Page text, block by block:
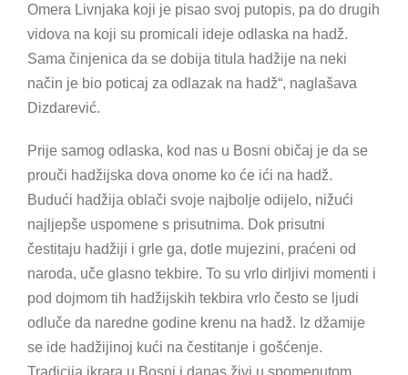
Omera Livnjaka koji je pisao svoj putopis, pa do drugih
vidova na koji su promicali ideje odlaska na hadž.
Sama činjenica da se dobija titula hadžije na neki
način je bio poticaj za odlazak na hadž“, naglašava
Dizdarević.
Prije samog odlaska, kod nas u Bosni običaj je da se
prouči hadžijska dova onome ko će ići na hadž.
Budući hadžija oblači svoje najbolje odijelo, nižući
najljepše uspomene s prisutnima. Dok prisutni
čestitaju hadžiji i grle ga, dotle mujezini, praćeni od
naroda, uče glasno tekbire. To su vrlo dirljivi momenti i
pod dojmom tih hadžijskih tekbira vrlo često se ljudi
odluče da naredne godine krenu na hadž. Iz džamije
se ide hadžijinoj kući na čestitanje i gošćenje.
Tradicija ikrara u Bosni i danas živi u spomenutom